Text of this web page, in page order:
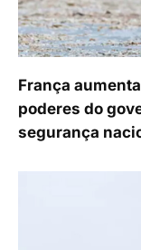
França
poderes do
segurança